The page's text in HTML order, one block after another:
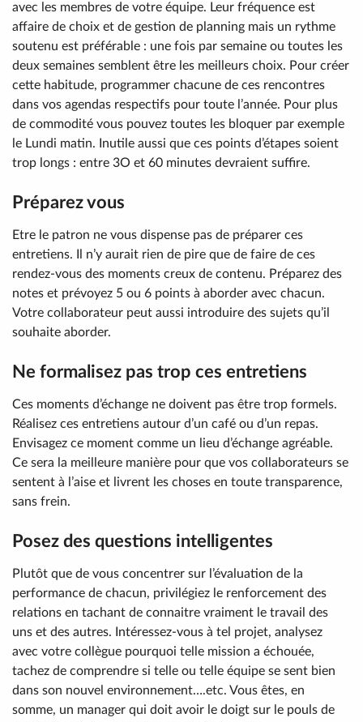
avec les membres de votre équipe. Leur fréquence est
affaire de choix et de gestion de planning mais un rythme
soutenu est préférable : une fois par semaine ou toutes les
deux semaines semblent être les meilleurs choix. Pour créer
cette habitude, programmer chacune de ces rencontres
dans vos agendas respectifs pour toute l’année. Pour plus
de commodité vous pouvez toutes les bloquer par exemple
le Lundi matin. Inutile aussi que ces points d’étapes soient
trop longs : entre 3O et 60 minutes devraient suffire.
Préparez vous
Etre le patron ne vous dispense pas de préparer ces
entretiens. Il n’y aurait rien de pire que de faire de ces
rendez-vous des moments creux de contenu. Préparez des
notes et prévoyez 5 ou 6 points à aborder avec chacun.
Votre collaborateur peut aussi introduire des sujets qu’il
souhaite aborder.
Ne formalisez pas trop ces entretiens
Ces moments d’échange ne doivent pas être trop formels.
Réalisez ces entretiens autour d’un café ou d’un repas.
Envisagez ce moment comme un lieu d’échange agréable.
Ce sera la meilleure manière pour que vos collaborateurs se
sentent à l’aise et livrent les choses en toute transparence,
sans frein.
Posez des questions intelligentes
Plutôt que de vous concentrer sur l’évaluation de la
performance de chacun, privilégiez le renforcement des
relations en tachant de connaitre vraiment le travail des
uns et des autres. Intéressez-vous à tel projet, analysez
avec votre collègue pourquoi telle mission a échouée,
tachez de comprendre si telle ou telle équipe se sent bien
dans son nouvel environnement….etc. Vous êtes, en
somme, un manager qui doit avoir le doigt sur le pouls de